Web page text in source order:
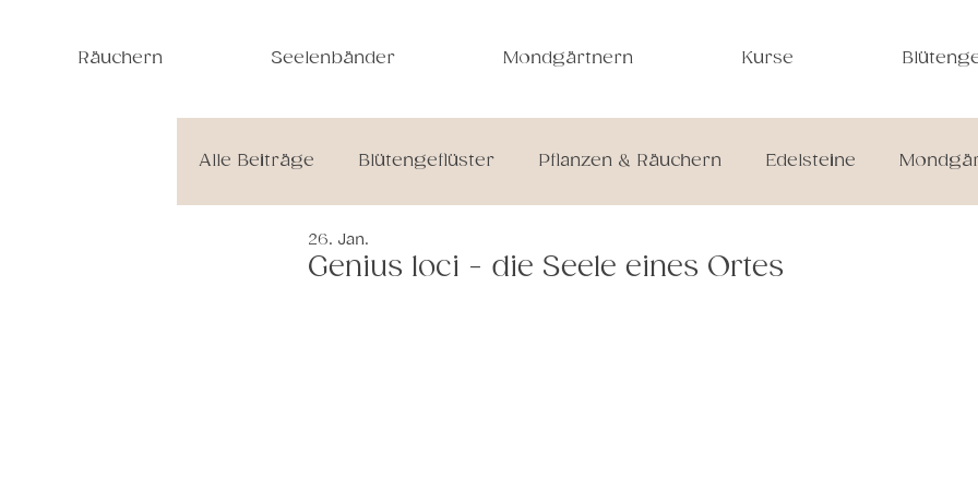
Räuchern Seelenbänder Mondgärtnern Kurse
Alle Beiträge Blütengeflüster Pflanzen & Räuchern Edelsteine
Jahreskreisfeste & Rituale
Genius loci - die Seele eines Ortes
26. Jan.